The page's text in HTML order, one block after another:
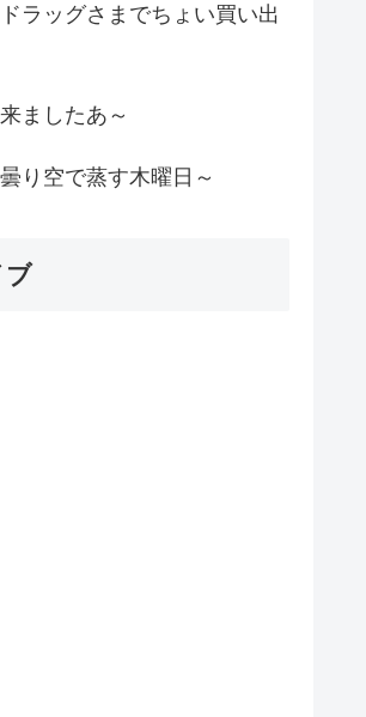
ラッグさまでちょい買い出
ましたあ～
り空で蒸す木曜日～
ブ